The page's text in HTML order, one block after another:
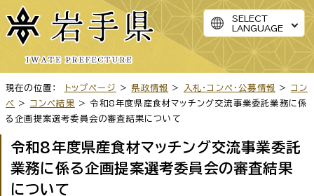
SELECT
LANGUAGE
現在の位置： トップページ > 県政情報 > 入札・コンペ・公募情報 > コン
ペ
> コンペ結果 > 令和8年度県産食材マッチング交流事業委託業務に係
る企画提案選考委員会の審査結果について
令和8年度県産食材マッチング交流事業委託
業務に係る企画提案選考委員会の審査結果
について